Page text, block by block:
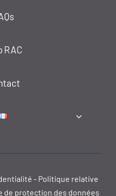
RAC
- Politique relative
de protection des données